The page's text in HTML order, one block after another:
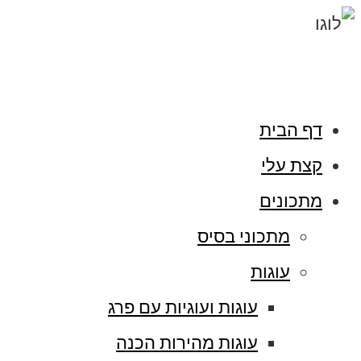
דף הבית
קצת עלי
מתכונים
מתכוני בסיס
עוגות
עוגות ועוגיות עם פרג
עוגות מהירות הכנה